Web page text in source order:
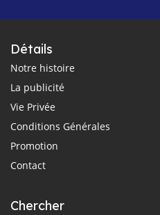
Détails
Notre histoire
La publicité
Vie Privée
Conditions Générales
Promotion
Contact
Chercher